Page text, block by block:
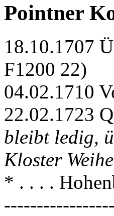
Pointner
18.10.1707
F1200 22)
04.02.1710
22.02.1723
bleibt ledig,
Kloster
* . . . .